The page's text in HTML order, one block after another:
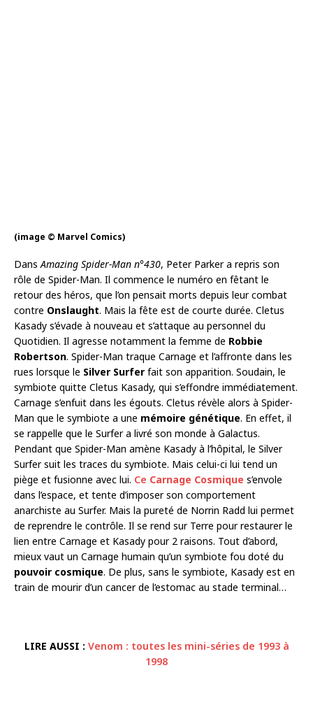
(image © Marvel Comics)
DansAmazing Spider-Man n°430, Peter Parker a repris son
rôle de Spider-Man. Il commence le numéro en fêtant le
retour des héros, que l’on pensait morts depuis leur combat
contre Onslaught. Mais la fête est de courte durée. Cletus
Kasady s’évade à nouveau et s’attaque au personnel du
Quotidien. Il agresse notamment la femme de Robbie
Robertson. Spider-Man traque Carnage et l’affronte dans les
rues lorsque le Silver Surfer fait son apparition. Soudain, le
symbiote quitte Cletus Kasady, qui s’effondre immédiatement.
Carnage s’enfuit dans les égouts. Cletus révèle alors à Spider-
Man que le symbiote a une mémoire génétique. En effet, il
se rappelle que le Surfer a livré son monde à Galactus.
Pendant que Spider-Man amène Kasady à l’hôpital, le Silver
Surfer suit les traces du symbiote. Mais celui-ci lui tend un
piège et fusionne avec lui. Ce Carnage Cosmique s’envole
dans l’espace, et tente d’imposer son comportement
anarchiste au Surfer. Mais la pureté de Norrin Radd lui permet
de reprendre le contrôle. Il se rend sur Terre pour restaurer le
lien entre Carnage et Kasady pour 2 raisons. Tout d’abord,
mieux vaut un Carnage humain qu’un symbiote fou doté du
pouvoir cosmique. De plus, sans le symbiote, Kasady est en
train de mourir d’un cancer de l’estomac au stade terminal…
LIRE AUSSI : Venom : toutes les mini-séries de 1993 à
1998